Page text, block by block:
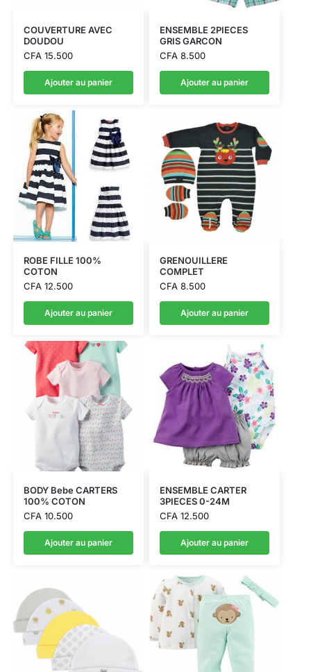
COUVERTURE AVEC
DOUDOU
CFA15.500
Ajouter au panier
ENSEMBLE 2PIECES
GRIS GARCON
CFA8.500
Ajouter au panier
ROBE FILLE 100%
COTON
CFA12.500
Ajouter au panier
GRENOUILLERE
COMPLET
CFA8.500
Ajouter au panier
BODY Bebe CARTERS
100% COTON
CFA10.500
Ajouter au panier
ENSEMBLE CARTER
3PIECES 0-24M
CFA12.500
Ajouter au panier